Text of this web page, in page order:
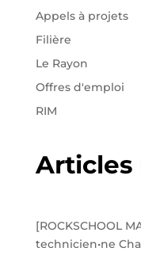
Appels à projets
Filière
Le Rayon
Offres d'emploi
RIM
Articles
[ROCKSCHOOL
technicien•ne